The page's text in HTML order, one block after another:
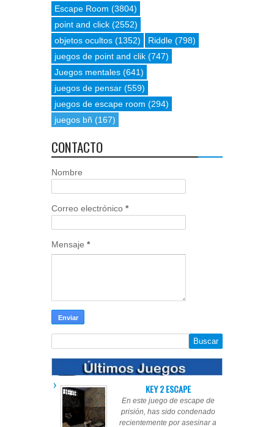
Escape Room (3804)
point and click (2552)
objetos ocultos (1352) Riddle (798)
juegos de point and clik (747)
Juegos mentales (641)
juegos de pensar (559)
juegos de escape room (294)
juegos bñ (167)
CONTACTO
Nombre
Correo electrónico *
Mensaje *
KEY 2 ESCAPE
En este juego de escape de
prisión, has sido condenado
recientemente por asesinar a